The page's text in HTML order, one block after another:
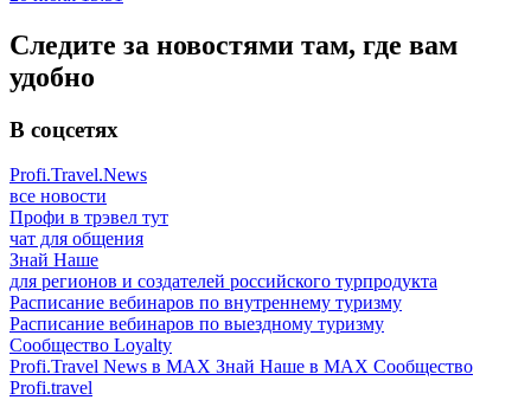
Следите за новостями там, где вам
удобно
В соцсетях
Profi.Travel.News
все новости
Профи в трэвел тут
чат для общения
Знай Наше
для регионов и создателей российского турпродукта
Расписание вебинаров по внутреннему туризму
Расписание вебинаров по выездному туризму
Сообщество Loyalty
Profi.Travel News в MAX Знай Наше в MAX Сообщество
Profi.travel